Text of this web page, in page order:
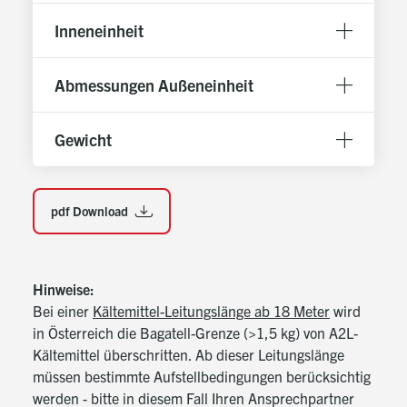
+ Sicherheitsset, Entlüftungssystem
und Schlammabscheidesystem
+ Dichtschließendes Umschaltventil für Heizen /
Warmwasser
Kühlen und Warmwasser
Klartextanzeige
+ Komplette Ausstattung für Kühlung
Flexible Erweiterungsmöglichkeiten für bivalent
oder bivalent regenerative Betriebsweise
Einbindung einer PV-Anlage über Smart Grid
Funktion (automatische Sollwertanhebung)
Angesteuert werden können dank modularem
Inneneinheit
Abmessungen Außeneinheit
Gewicht
pdf Download
Hinweise:
Bei einer Kältemittel-Leitungslänge ab 18 Meter wird
in Österreich die Bagatell-Grenze (>1,5 kg) von A2L-
Kältemittel überschritten. Ab dieser Leitungslänge
müssen bestimmte Aufstellbedingungen berücksichtig
werden - bitte in diesem Fall Ihren Ansprechpartner